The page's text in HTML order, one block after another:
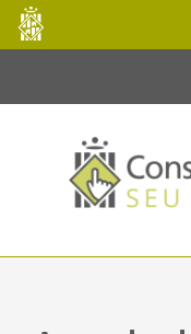
Salta al contingut principal
Consell
de
Mallorca